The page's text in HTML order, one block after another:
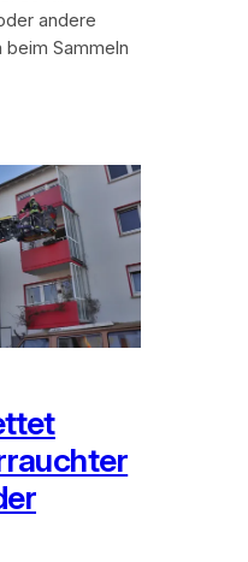
andere
Sammeln